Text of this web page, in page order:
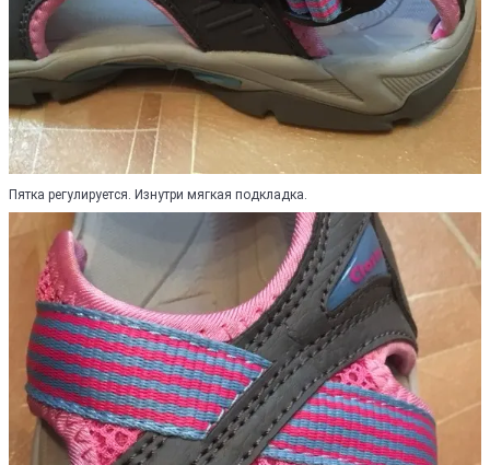
Пятка регулируется. Изнутри мягкая подкладка.